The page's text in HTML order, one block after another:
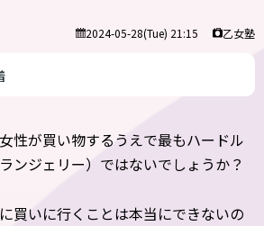
2024-05-28(Tue) 21:15 乙女塾
性が買い物するうえで最もハードル
ンジェリー）ではないでしょうか？
買いに行くことは本当にできないの